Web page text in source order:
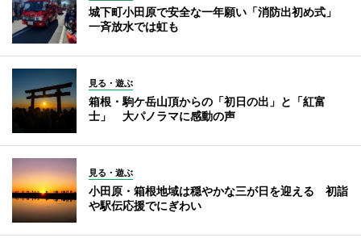
城下町小田原で安全な一年願い「消防出初め式」
一斉放水では虹も
見る・遊ぶ
箱根・駒ケ岳山頂からの「初日の出」と「紅富
士」 大パノラマに感動の声
見る・遊ぶ
小田原・箱根地域は穏やかな三が日を迎える 初詣
や駅伝応援でにぎわい